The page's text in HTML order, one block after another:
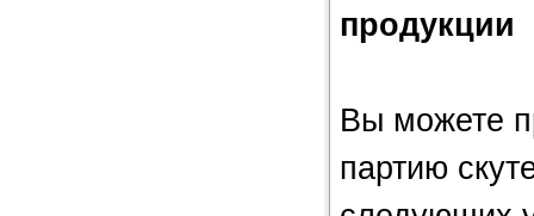
продукции
Вы можете
партию